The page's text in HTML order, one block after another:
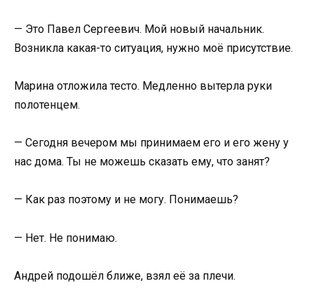
— Это Павел Сергеевич. Мой новый начальник.
Возникла какая-то ситуация, нужно моё присутствие.
Марина отложила тесто. Медленно вытерла руки
полотенцем.
— Сегодня вечером мы принимаем его и его жену у
нас дома. Ты не можешь сказать ему, что занят?
— Как раз поэтому и не могу. Понимаешь?
— Нет. Не понимаю.
Андрей подошёл ближе, взял её за плечи.